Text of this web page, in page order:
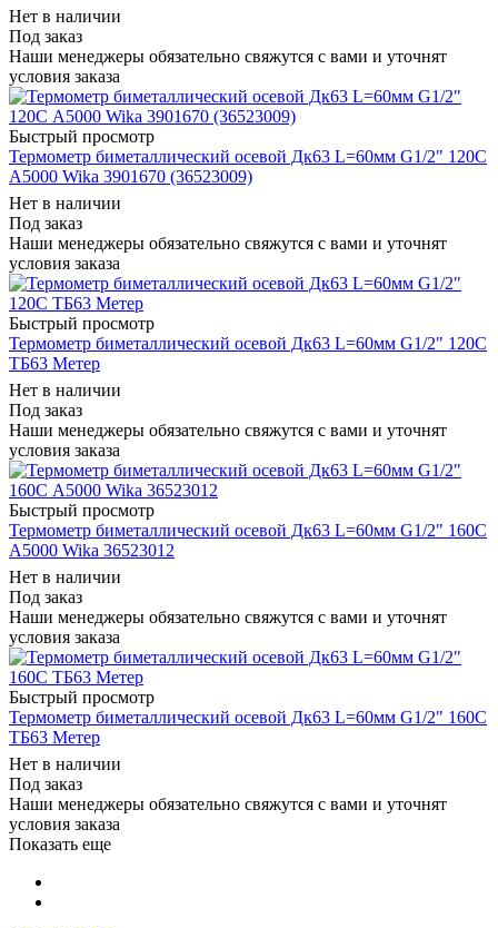
Нет в наличии
Под заказ
Наши менеджеры обязательно свяжутся с вами и уточнят
условия заказа
Быстрый просмотр
Термометр биметаллический осевой Дк63 L=60мм G1/2" 120C
А5000 Wika 3901670 (36523009)
Нет в наличии
Под заказ
Наши менеджеры обязательно свяжутся с вами и уточнят
условия заказа
Быстрый просмотр
Термометр биметаллический осевой Дк63 L=60мм G1/2" 120C
ТБ63 Метер
Нет в наличии
Под заказ
Наши менеджеры обязательно свяжутся с вами и уточнят
условия заказа
Быстрый просмотр
Термометр биметаллический осевой Дк63 L=60мм G1/2" 160C
А5000 Wika 36523012
Нет в наличии
Под заказ
Наши менеджеры обязательно свяжутся с вами и уточнят
условия заказа
Быстрый просмотр
Термометр биметаллический осевой Дк63 L=60мм G1/2" 160C
ТБ63 Метер
Нет в наличии
Под заказ
Наши менеджеры обязательно свяжутся с вами и уточнят
условия заказа
Показать еще